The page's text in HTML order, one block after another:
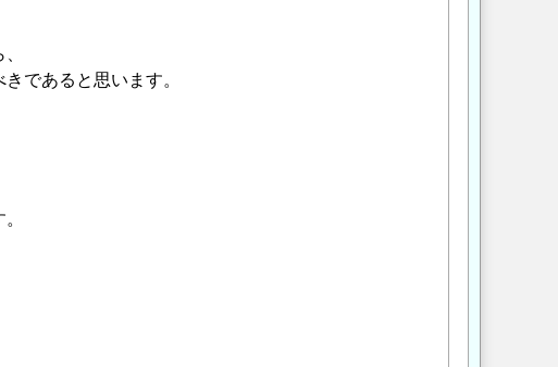
であると思います。